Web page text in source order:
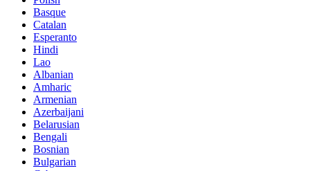
Basque
Catalan
Esperanto
Hindi
Lao
Albanian
Amharic
Armenian
Azerbaijani
Belarusian
Bengali
Bosnian
Bulgarian